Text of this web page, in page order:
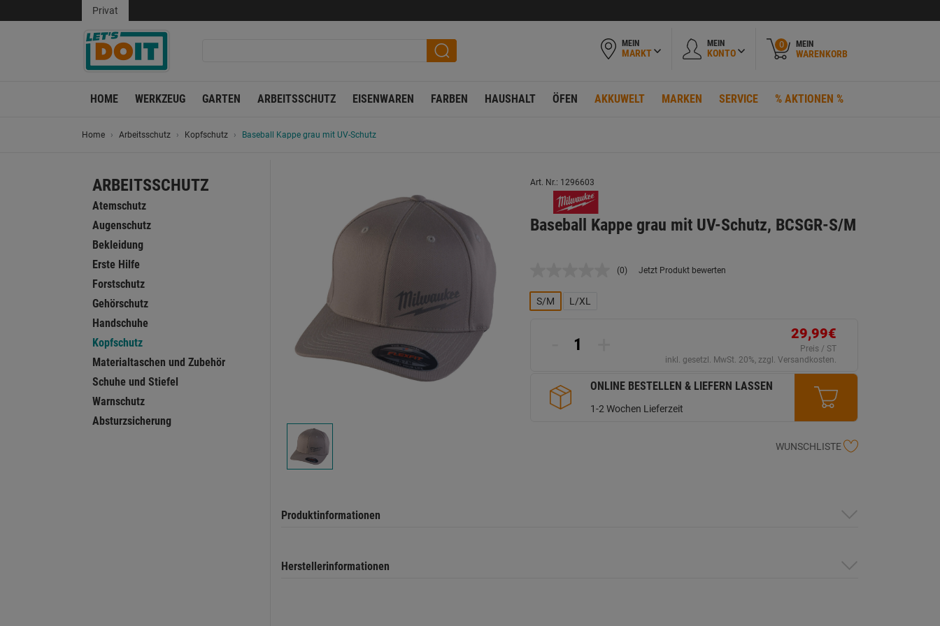
Privat
MEIN
MARKT
MEIN
KONTO
0 MEIN
WARENKORB
HOME WERKZEUG GARTEN ARBEITSSCHUTZ EISENWAREN FARBEN HAUSHALT ÖFEN AKKUWELT MARKEN SERVICE % AKTIONEN %
Home Arbeitsschutz Kopfschutz Baseball Kappe grau mit UV-Schutz
ARBEITSSCHUTZ
Atemschutz
Augenschutz
Bekleidung
Erste Hilfe
Forstschutz
Gehörschutz
Handschuhe
Kopfschutz
Materialtaschen und Zubehör
Schuhe und Stiefel
Warnschutz
Absturzsicherung
Art. Nr.: 1296603
Baseball Kappe grau mit UV-Schutz, BCSGR-S/M
Kein
(0) Jetzt Produkt bewerten
S/M L/XL
29,99€
Preis / ST
inkl. gesetzl. MwSt. 20%, zzgl. Versandkosten.
ONLINE BESTELLEN & LIEFERN LASSEN
1-2 Wochen Lieferzeit
WUNSCHLISTE
Produktinformationen
Herstellerinformationen